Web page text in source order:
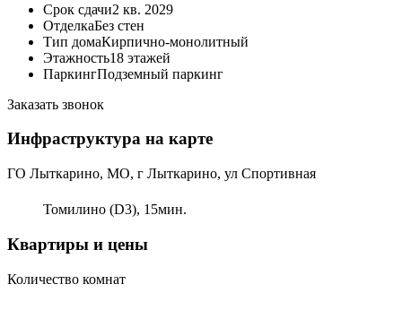
Срок сдачи2 кв. 2029
ОтделкаБез стен
Тип домаКирпично-монолитный
Этажность18 этажей
ПаркингПодземный паркинг
Заказать звонок
Инфраструктура на карте
ГО Лыткарино, МО, г Лыткарино, ул Спортивная
Томилино (D3), 15мин.
Квартиры и цены
Количество комнат